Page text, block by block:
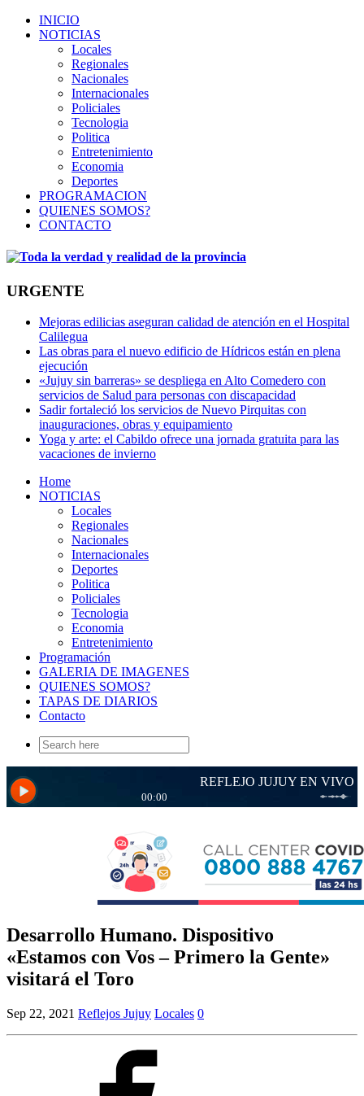
INICIO
NOTICIAS
Locales
Regionales
Nacionales
Internacionales
Policiales
Tecnologia
Politica
Entretenimiento
Economia
Deportes
PROGRAMACION
QUIENES SOMOS?
CONTACTO
URGENTE
Mejoras edilicias aseguran calidad de atención en el Hospital
Calilegua
Las obras para el nuevo edificio de Hídricos están en plena
ejecución
«Jujuy sin barreras» se despliega en Alto Comedero con
servicios de Salud para personas con discapacidad
Sadir fortaleció los servicios de Nuevo Pirquitas con
inauguraciones, obras y equipamiento
Yoga y arte: el Cabildo ofrece una jornada gratuita para las
vacaciones de invierno
Home
NOTICIAS
Locales
Regionales
Nacionales
Internacionales
Deportes
Politica
Policiales
Tecnologia
Economia
Entretenimiento
Programación
GALERIA DE IMAGENES
QUIENES SOMOS?
TAPAS DE DIARIOS
Contacto
Search
for:
Desarrollo Humano. Dispositivo
«Estamos con Vos – Primero la Gente»
visitará el Toro
Sep 22, 2021 Reflejos Jujuy Locales 0